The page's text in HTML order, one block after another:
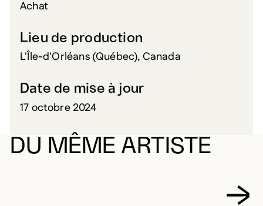
Achat
Lieu de production
L'Île-d'Orléans (Québec), Canada
Date de mise à jour
17 octobre 2024
DU MÊME ARTISTE